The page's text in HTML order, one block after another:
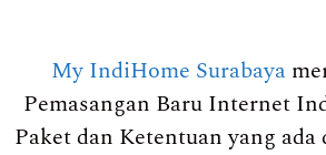
My IndiHome Surabaya
Pemasangan Baru Internet
Paket dan Ketentuan yang ada